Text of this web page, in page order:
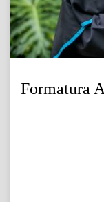
Formatura